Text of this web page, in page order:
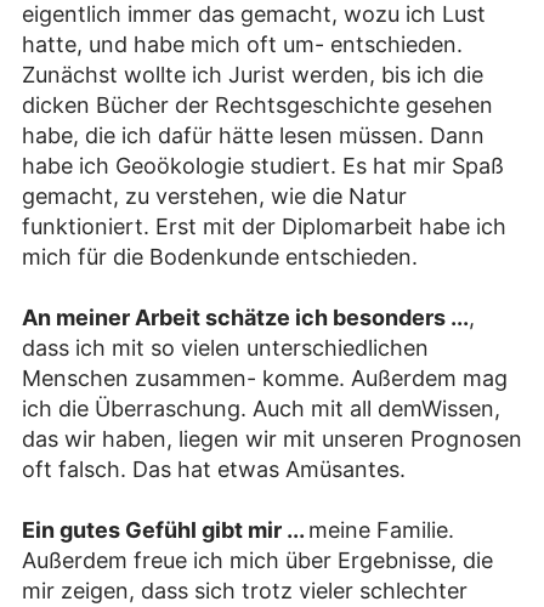
eigentlich immer das gemacht, wozu ich Lust
hatte, und habe mich oft um- entschieden.
Zunächst wollte ich Jurist werden, bis ich die
dicken Bücher der Rechtsgeschichte gesehen
habe, die ich dafür hätte lesen müssen. Dann
habe ich Geoökologie studiert. Es hat mir Spaß
gemacht, zu verstehen, wie die Natur
funktioniert. Erst mit der Diplomarbeit habe ich
mich für die Bodenkunde entschieden.
An meiner Arbeit schätze ich besonders ...,
dass ich mit so vielen unterschiedlichen
Menschen zusammen- komme. Außerdem mag
ich die Überraschung. Auch mit all demWissen,
das wir haben, liegen wir mit unseren Prognosen
oft falsch. Das hat etwas Amüsantes.
Ein gutes Gefühl gibt mir ... meine Familie.
Außerdem freue ich mich über Ergebnisse, die
mir zeigen, dass sich trotz vieler schlechter